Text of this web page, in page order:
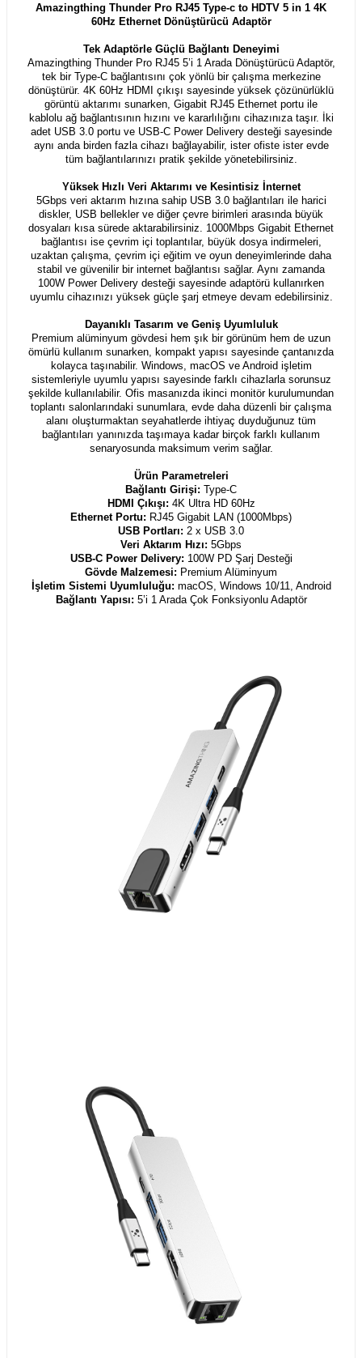
Amazingthing Thunder Pro RJ45 Type-c to HDTV 5 in 1 4K
60Hz Ethernet Dönüştürücü Adaptör
Tek Adaptörle Güçlü Bağlantı Deneyimi
Amazingthing Thunder Pro RJ45 5’i 1 Arada Dönüştürücü Adaptör,
tek bir Type-C bağlantısını çok yönlü bir çalışma merkezine
dönüştürür. 4K 60Hz HDMI çıkışı sayesinde yüksek çözünürlüklü
görüntü aktarımı sunarken, Gigabit RJ45 Ethernet portu ile
kablolu ağ bağlantısının hızını ve kararlılığını cihazınıza taşır. İki
adet USB 3.0 portu ve USB-C Power Delivery desteği sayesinde
aynı anda birden fazla cihazı bağlayabilir, ister ofiste ister evde
tüm bağlantılarınızı pratik şekilde yönetebilirsiniz.
Yüksek Hızlı Veri Aktarımı ve Kesintisiz İnternet
5Gbps veri aktarım hızına sahip USB 3.0 bağlantıları ile harici
diskler, USB bellekler ve diğer çevre birimleri arasında büyük
dosyaları kısa sürede aktarabilirsiniz. 1000Mbps Gigabit Ethernet
bağlantısı ise çevrim içi toplantılar, büyük dosya indirmeleri,
uzaktan çalışma, çevrim içi eğitim ve oyun deneyimlerinde daha
stabil ve güvenilir bir internet bağlantısı sağlar. Aynı zamanda
100W Power Delivery desteği sayesinde adaptörü kullanırken
uyumlu cihazınızı yüksek güçle şarj etmeye devam edebilirsiniz.
Dayanıklı Tasarım ve Geniş Uyumluluk
Premium alüminyum gövdesi hem şık bir görünüm hem de uzun
ömürlü kullanım sunarken, kompakt yapısı sayesinde çantanızda
kolayca taşınabilir. Windows, macOS ve Android işletim
sistemleriyle uyumlu yapısı sayesinde farklı cihazlarla sorunsuz
şekilde kullanılabilir. Ofis masanızda ikinci monitör kurulumundan
toplantı salonlarındaki sunumlara, evde daha düzenli bir çalışma
alanı oluşturmaktan seyahatlerde ihtiyaç duyduğunuz tüm
bağlantıları yanınızda taşımaya kadar birçok farklı kullanım
senaryosunda maksimum verim sağlar.
Ürün Parametreleri
Bağlantı Girişi: Type-C
HDMI Çıkışı: 4K Ultra HD 60Hz
Ethernet Portu: RJ45 Gigabit LAN (1000Mbps)
USB Portları: 2 x USB 3.0
Veri Aktarım Hızı: 5Gbps
USB-C Power Delivery: 100W PD Şarj Desteği
Gövde Malzemesi: Premium Alüminyum
İşletim Sistemi Uyumluluğu: macOS, Windows 10/11, Android
Bağlantı Yapısı: 5’i 1 Arada Çok Fonksiyonlu Adaptör